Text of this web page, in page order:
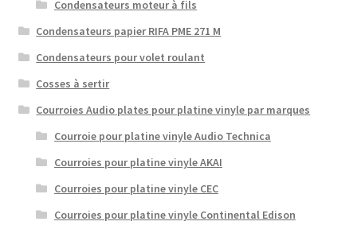
Condensateurs moteur à fils
Condensateurs papier RIFA PME 271 M
Condensateurs pour volet roulant
Cosses à sertir
Courroies Audio plates pour platine vinyle par marques
Courroie pour platine vinyle Audio Technica
Courroies pour platine vinyle AKAI
Courroies pour platine vinyle CEC
Courroies pour platine vinyle Continental Edison